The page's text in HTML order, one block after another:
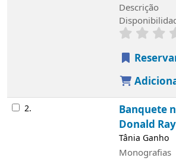
Descrição
2. Banquete
Donald
Tânia Ganho
Monografias